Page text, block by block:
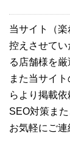
当サイト（
控えさせて
る店舗様を
また当サイ
らより掲載
SEO対策ま
お気軽にご連